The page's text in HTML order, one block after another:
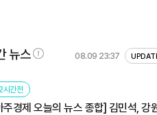
뉴스 08.09 23:37
시간전
주경제 오늘의 뉴스 종합] 김민석, 강